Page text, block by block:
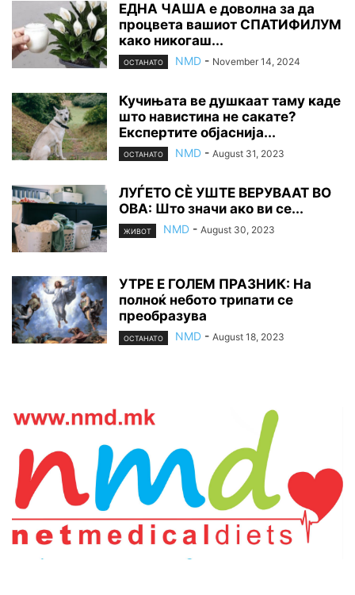
ЕДНА ЧАША е доволна за да
процвета вашиот СПАТИФИЛУМ
како никогаш...
ОСТАНАТО NMD - November 14, 2024
Кучињата ве душкаат таму каде
што навистина не сакате?
Експертите објаснија...
ОСТАНАТО NMD - August 31, 2023
ЛУЃЕТО СÈ УШТЕ ВЕРУВААТ ВО
ОВА: Што значи ако ви се...
ЖИВОТ NMD - August 30, 2023
УТРЕ Е ГОЛЕМ ПРАЗНИК: На
полноќ небото трипати се
преобразува
ОСТАНАТО NMD - August 18, 2023